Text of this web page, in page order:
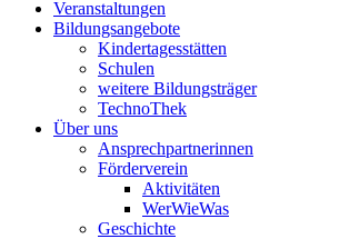
Veranstaltungen
Bildungsangebote
Kindertagesstätten
Schulen
weitere Bildungsträger
TechnoThek
Über uns
Ansprechpartnerinnen
Förderverein
Aktivitäten
WerWieWas
Geschichte